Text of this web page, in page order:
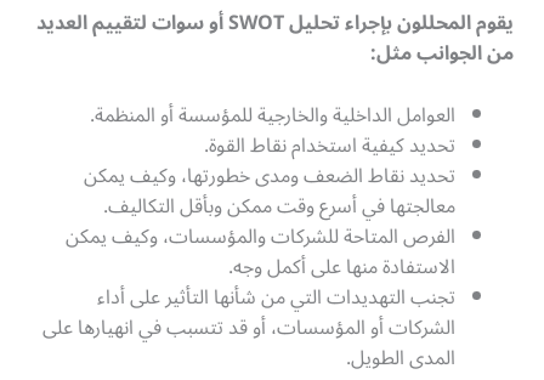
يقوم المحللون بإجراء تحليلSWOT أو سوات لتقييم العديد
من الجوانب مثل:
العوامل الداخلية والخارجية للمؤسسة أو المنظمة.
تحديد كيفية استخدام نقاط القوة.
تحديد نقاط الضعف ومدى خطورتها، وكيف يمكن
معالجتها في أسرع وقت ممكن وبأقل التكاليف.
الفرص المتاحة للشركات والمؤسسات، وكيف يمكن
الاستفادة منها على أكمل وجه.
تجنب التهديدات التي من شأنها التأثير على أداء
الشركات أو المؤسسات، أو قد تتسبب في انهيارها على
المدى الطويل.